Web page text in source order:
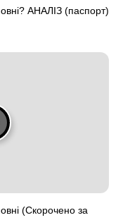
АНАЛІЗ (паспорт)
(Скорочено за